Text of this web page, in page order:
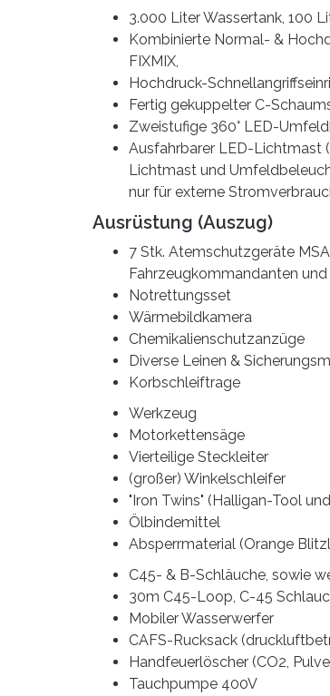
3.000 Liter Wassertank, 100
Kombinierte Normal- &
FIXMIX,
Hochdruck-
Fertig gekuppelter C-
Zweistufige 360° LED-
Ausfahrbarer LED-Lichtmast
Lichtmast und
nur für externe
Ausrüstung (Auszug)
7 Stk. Atemschutzgeräte
Fahrzeugkommandanten
Notrettungsset
Wärmebildkamera
Chemikalienschutzanzüge
Diverse Leinen &
Korbschleiftrage
Werkzeug
Motorkettensäge
Vierteilige Steckleiter
(großer) Winkelschleifer
"Iron Twins" (Halligan-Tool
Ölbindemittel
Absperrmaterial (Orange
C45- & B-Schläuche, sowie
30m C45-Loop, C-45
Mobiler Wasserwerfer
CAFS-Rucksack
Handfeuerlöscher (CO2,
Tauchpumpe 400V